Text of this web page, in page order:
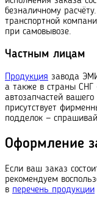
безналичному
транспортной
при самовывозе.
Частным лицам
Продукция завода
а также в страны СНГ
автозапчастей
присутствует
подделок —
Оформление
Если ваш заказ
рекомендуем
в перечень продукции